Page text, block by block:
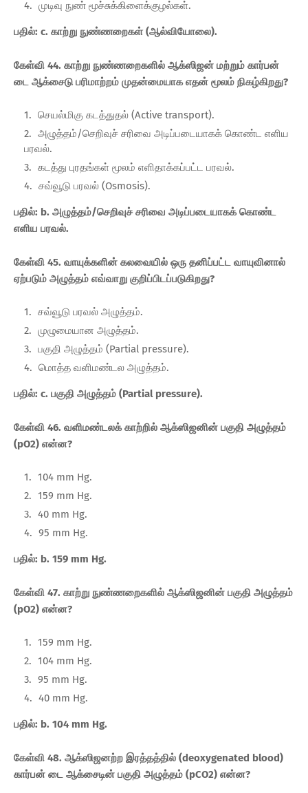
முடிவு நுண் மூச்சுக்கிளைக்குழல்கள்.
பதில்: c. காற்று நுண்ணறைகள் (ஆல்வியோலை).
கேள்வி 44. காற்று நுண்ணறைகளில் ஆக்ஸிஜன் மற்றும் கார்பன்
டை ஆக்சைடு பரிமாற்றம் முதன்மையாக எதன் மூலம் நிகழ்கிறது?
செயல்மிகு கடத்துதல் (Active transport).
அழுத்தம்/செறிவுச் சரிவை அடிப்படையாகக் கொண்ட எளிய
பரவல்.
கடத்து புரதங்கள் மூலம் எளிதாக்கப்பட்ட பரவல்.
சவ்வூடு பரவல் (Osmosis).
பதில்: b. அழுத்தம்/செறிவுச் சரிவை அடிப்படையாகக் கொண்ட
எளிய பரவல்.
கேள்வி 45. வாயுக்களின் கலவையில் ஒரு தனிப்பட்ட வாயுவினால்
ஏற்படும் அழுத்தம் எவ்வாறு குறிப்பிடப்படுகிறது?
சவ்வூடு பரவல் அழுத்தம்.
முழுமையான அழுத்தம்.
பகுதி அழுத்தம் (Partial pressure).
மொத்த வளிமண்டல அழுத்தம்.
பதில்: c. பகுதி அழுத்தம் (Partial pressure).
கேள்வி 46. வளிமண்டலக் காற்றில் ஆக்ஸிஜனின் பகுதி அழுத்தம்
(pO2) என்ன?
104 mm Hg.
159 mm Hg.
40 mm Hg.
95 mm Hg.
பதில்: b. 159 mm Hg.
கேள்வி 47. காற்று நுண்ணறைகளில் ஆக்ஸிஜனின் பகுதி அழுத்தம்
(pO2) என்ன?
159 mm Hg.
104 mm Hg.
95 mm Hg.
40 mm Hg.
பதில்: b. 104 mm Hg.
கேள்வி 48. ஆக்ஸிஜனற்ற இரத்தத்தில் (deoxygenated blood)
கார்பன் டை ஆக்சைடின் பகுதி அழுத்தம் (pCO2) என்ன?